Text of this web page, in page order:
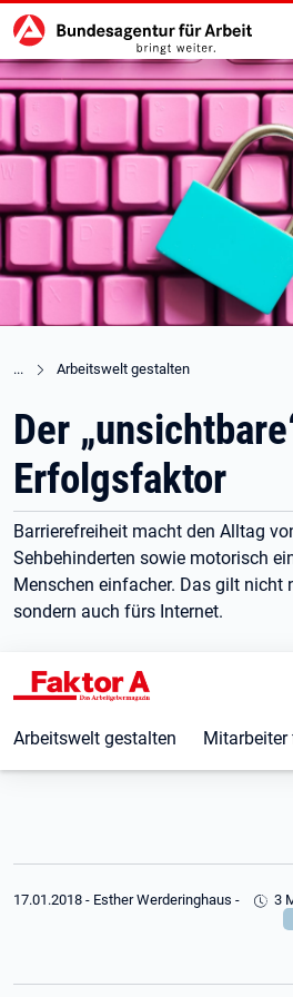
zu den Hauptinhalten springen
Hauptnavigation
Arbeitswelt gestalten
Der
Erfolgsfaktor
Barrierefreiheit macht den Alltag
Sehbehinderten sowie motorisch
Menschen einfacher. Das gilt nicht
sondern auch fürs Internet.
Arbeitswelt gestalten Mitarbeiter
17.01.2018 - Esther Werderinghaus -
3